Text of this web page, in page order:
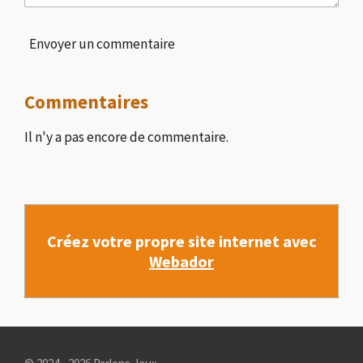
Envoyer un commentaire
Commentaires
Il n'y a pas encore de commentaire.
Créez votre propre site internet avec
Webador